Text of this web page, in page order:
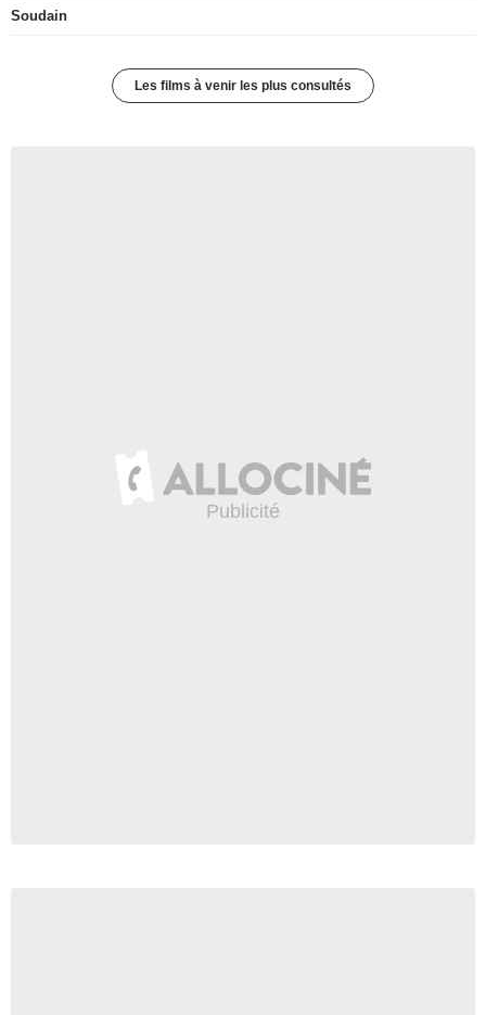
Soudain
Les films à venir les plus consultés